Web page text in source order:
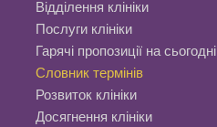
Відділення клініки
Послуги клініки
Гарячі пропозиції на сьогодні
Словник термінів
Розвиток клініки
Досягнення клініки